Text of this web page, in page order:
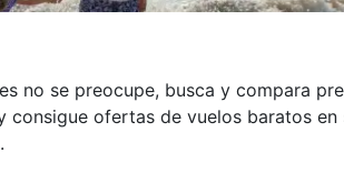
no se preocupe, busca y compara
ofertas de vuelos baratos